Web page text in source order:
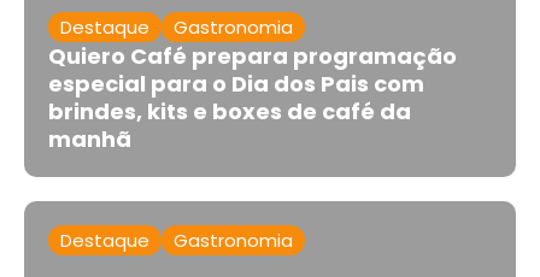
Destaque Gastronomia
Quiero Café prepara programação
especial para o Dia dos Pais com
brindes, kits e boxes de café da
manhã
Destaque Gastronomia